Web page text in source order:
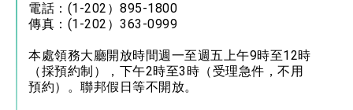
電話：(1-202）895-1800
傳真：(1-202）363-0999
本處領務大廳開放時間週一至週五上午9時至12時
（採預約制），下午2時至3時（受理急件，不用
預約）。聯邦假日等不開放。